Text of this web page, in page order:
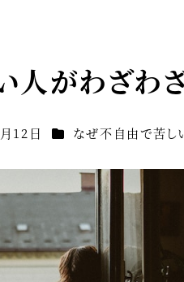
人がわざわ
12日 カテゴリー
なぜ不自由で苦し